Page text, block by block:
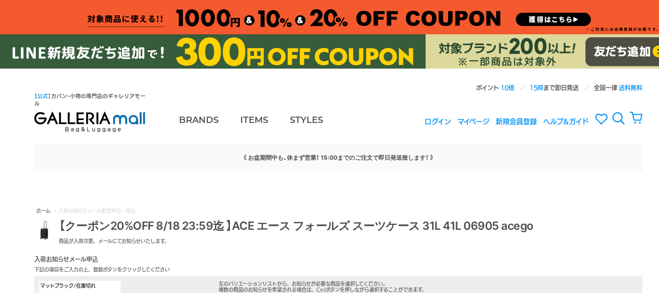
ポイント 10倍 15時まで即日発送 全国一律送料無料
【公式】 カバン・小物の専門店のギャレリアモー
ル
BRANDS ITEMS STYLES ログイン マイページ 新規会員登録 ヘルプ&ガイド
《 お盆期間中も、休まず営業！ 15:00までのご注文で即日発送致します！ 》
ホーム > 入荷お知らせメール配信申込・停止
【クーポン20%OFF 8/18 23:59迄 】ACE エース フォールズ スーツケース 31L 41L 06905 acego
商品が入荷次第、メールにてお知らせいたします。
入荷お知らせメール申込
下記の項目をご入力の上、登録ボタンをクリックしてください
左のバリエーションリストから、お知らせが必要な商品を選択してください。
複数の商品のお知らせを希望される場合は、Ctrlボタンを押しながら選択することができます。